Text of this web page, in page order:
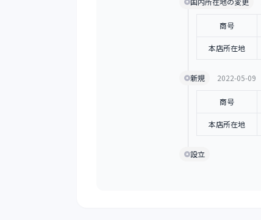
商号
本店所在地
新規 2022-05-09
商号
本店所在地
設立